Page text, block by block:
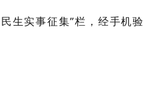
生实事征集”栏，经手机验